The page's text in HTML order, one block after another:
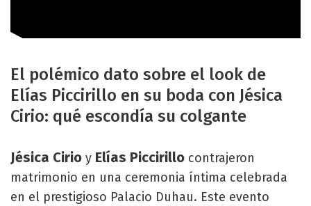
El polémico dato sobre el look de
Elías Piccirillo en su boda con Jésica
Cirio: qué escondía su colgante
Jésica Cirio y Elías Piccirillo contrajeron
matrimonio en una ceremonia íntima celebrada
en el prestigioso Palacio Duhau. Este evento